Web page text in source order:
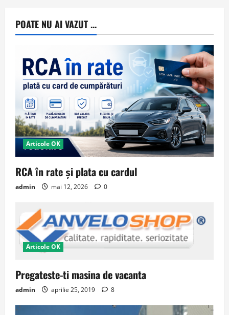
POATE NU AI VAZUT ...
Articole OK
RCA în rate și plata cu cardul
admin mai 12, 2026 0
Articole OK
Pregateste-ti masina de vacanta
admin aprilie 25, 2019 8